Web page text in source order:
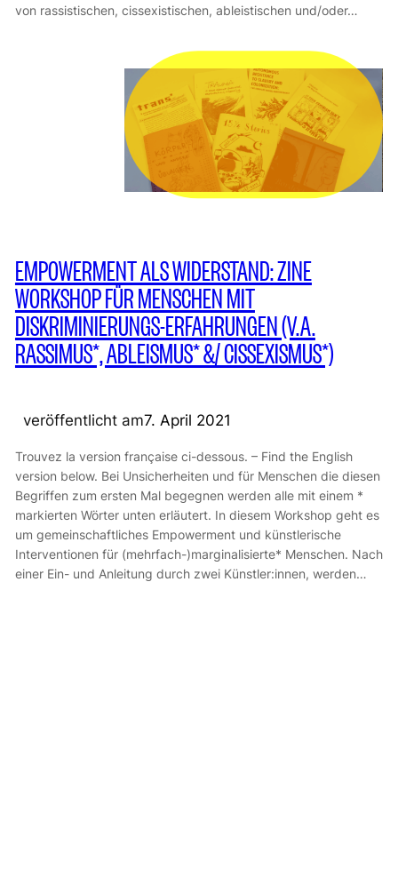
von rassistischen, cissexistischen, ableistischen und/oder…
EMPOWERMENT ALS WIDERSTAND: ZINE
WORKSHOP FÜR MENSCHEN MIT
DISKRIMINIERUNGS-ERFAHRUNGEN (V.A.
RASSIMUS*, ABLEISMUS* &/ CISSEXISMUS*)
veröffentlicht am7. April 2021
Trouvez la version française ci-dessous. – Find the English
version below. Bei Unsicherheiten und für Menschen die diesen
Begriffen zum ersten Mal begegnen werden alle mit einem *
markierten Wörter unten erläutert. In diesem Workshop geht es
um gemeinschaftliches Empowerment und künstlerische
Interventionen für (mehrfach-)marginalisierte* Menschen. Nach
einer Ein- und Anleitung durch zwei Künstler:innen, werden…